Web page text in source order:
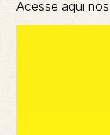
Acesse aqui